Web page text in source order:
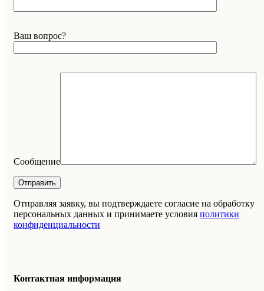
Ваш вопрос?
Сообщение
Отправляя заявку, вы подтверждаете согласие на обработку
персональных данных и принимаете условия политики
конфиденциальности
Контактная информация